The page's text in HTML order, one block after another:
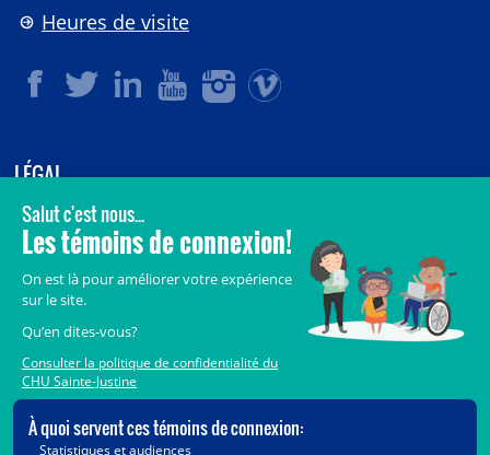
Heures de visite
LÉGAL
© 2006-2026CHU Sainte-Justine.
Tous droits réservés.
Crédits
Accès aux documents des organismes publics